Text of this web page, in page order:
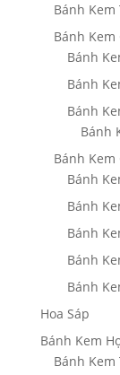
Bánh
Bánh Kem
Bánh
Bánh
Bánh
Bánh
Bánh Kem
Bánh
Bánh
Bánh
Bánh
Bánh
Hoa Sáp
Bánh Kem
Bánh